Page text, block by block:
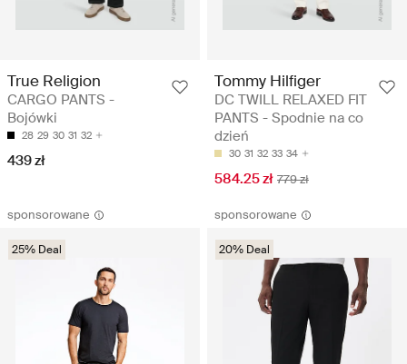
True Religion
CARGO PANTS -
Bojówki
28 29 30 31 32
439 zł
Tommy Hilfiger
DC TWILL RELAXED FIT
PANTS - Spodnie na co
dzień
30 31 32 33 34
584.25 zł 779 zł
sponsorowane
25% Deal
sponsorowane
20% Deal